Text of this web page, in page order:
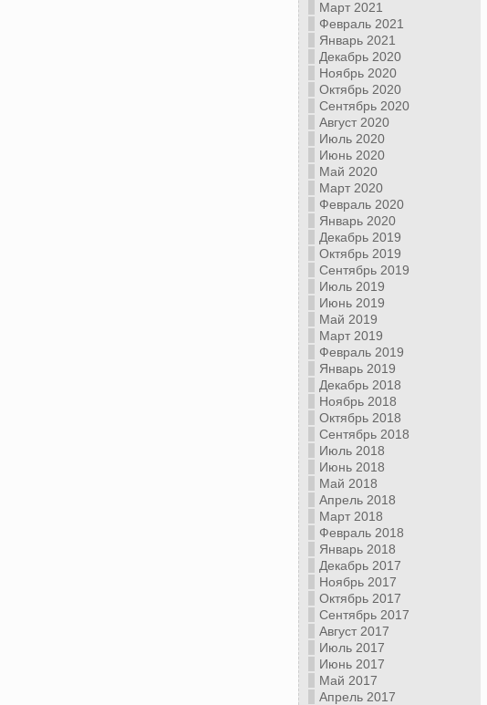
Март 2021
Февраль 2021
Январь 2021
Декабрь 2020
Ноябрь 2020
Октябрь 2020
Сентябрь 2020
Август 2020
Июль 2020
Июнь 2020
Май 2020
Март 2020
Февраль 2020
Январь 2020
Декабрь 2019
Октябрь 2019
Сентябрь 2019
Июль 2019
Июнь 2019
Май 2019
Март 2019
Февраль 2019
Январь 2019
Декабрь 2018
Ноябрь 2018
Октябрь 2018
Сентябрь 2018
Июль 2018
Июнь 2018
Май 2018
Апрель 2018
Март 2018
Февраль 2018
Январь 2018
Декабрь 2017
Ноябрь 2017
Октябрь 2017
Сентябрь 2017
Август 2017
Июль 2017
Июнь 2017
Май 2017
Апрель 2017